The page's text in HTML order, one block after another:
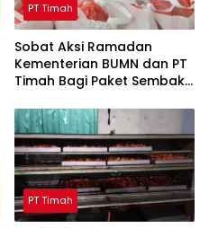
PT Timah
Sobat Aksi Ramadan
Kementerian BUMN dan PT
Timah Bagi Paket Sembako
Barat
PT Timah